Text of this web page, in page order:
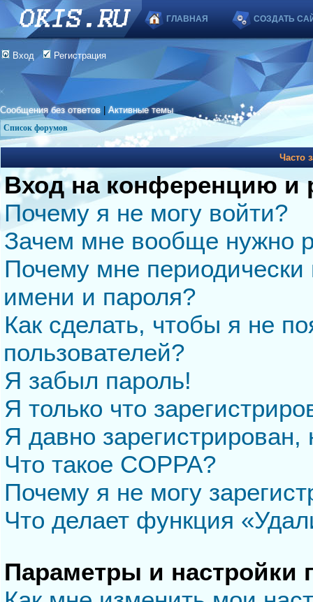
ГЛАВНАЯ СОЗДАТЬ
Вход Регистрация
Сообщения без ответов |Активные темы
Список форумов
Часто
Вход на конференцию и
Почему я не могу войти?
Зачем мне вообще нужно
Почему мне периодически
имени и пароля?
Как сделать, чтобы я не
пользователей?
Я забыл пароль!
Я только что
Я давно
Что такое COPPA?
Почему я не могу
Что делает функция
Параметры и настройки